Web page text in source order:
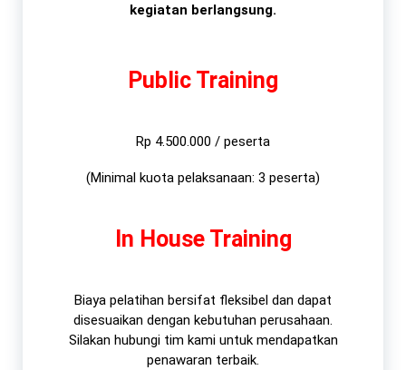
kegiatan berlangsung.
Public Training
Rp 4.500.000 / peserta
(Minimal kuota pelaksanaan: 3 peserta)
In House Training
Biaya pelatihan bersifat fleksibel dan dapat
disesuaikan dengan kebutuhan perusahaan.
Silakan hubungi tim kami untuk mendapatkan
penawaran terbaik.​